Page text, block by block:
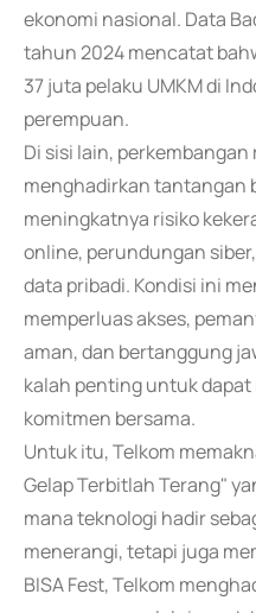
ekonomi nasional. Data
tahun 2024 mencatat
37 juta pelaku UMKM di
perempuan.
Di sisi lain,
menghadirkan tantangan
meningkatnya risiko
online, perundungan
data pribadi. Kondisi ini
memperluas akses,
aman, dan bertanggung
kalah penting untuk
komitmen bersama.
Untuk itu, Telkom
Gelap Terbitlah Terang"
mana teknologi hadir
menerangi, tetapi juga
BISA Fest, Telkom